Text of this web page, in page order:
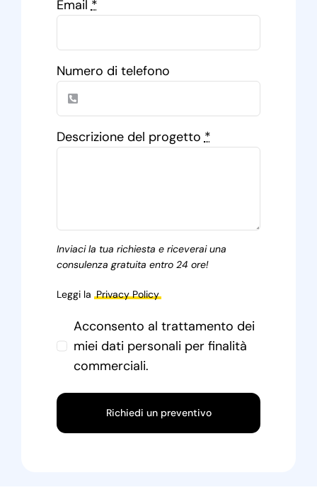
Email*
Numero di telefono
Descrizione del progetto*
Inviaci la tua richiesta e riceverai una
consulenza gratuita entro 24 ore!
Leggi la Privacy Policy
Acconsento al trattamento dei
miei dati personali per finalità
commerciali.
Richiedi un preventivo